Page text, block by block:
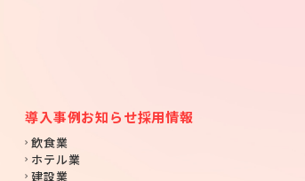
導入事例
飲食業
ホテル業
建設業
お知らせ採用情報